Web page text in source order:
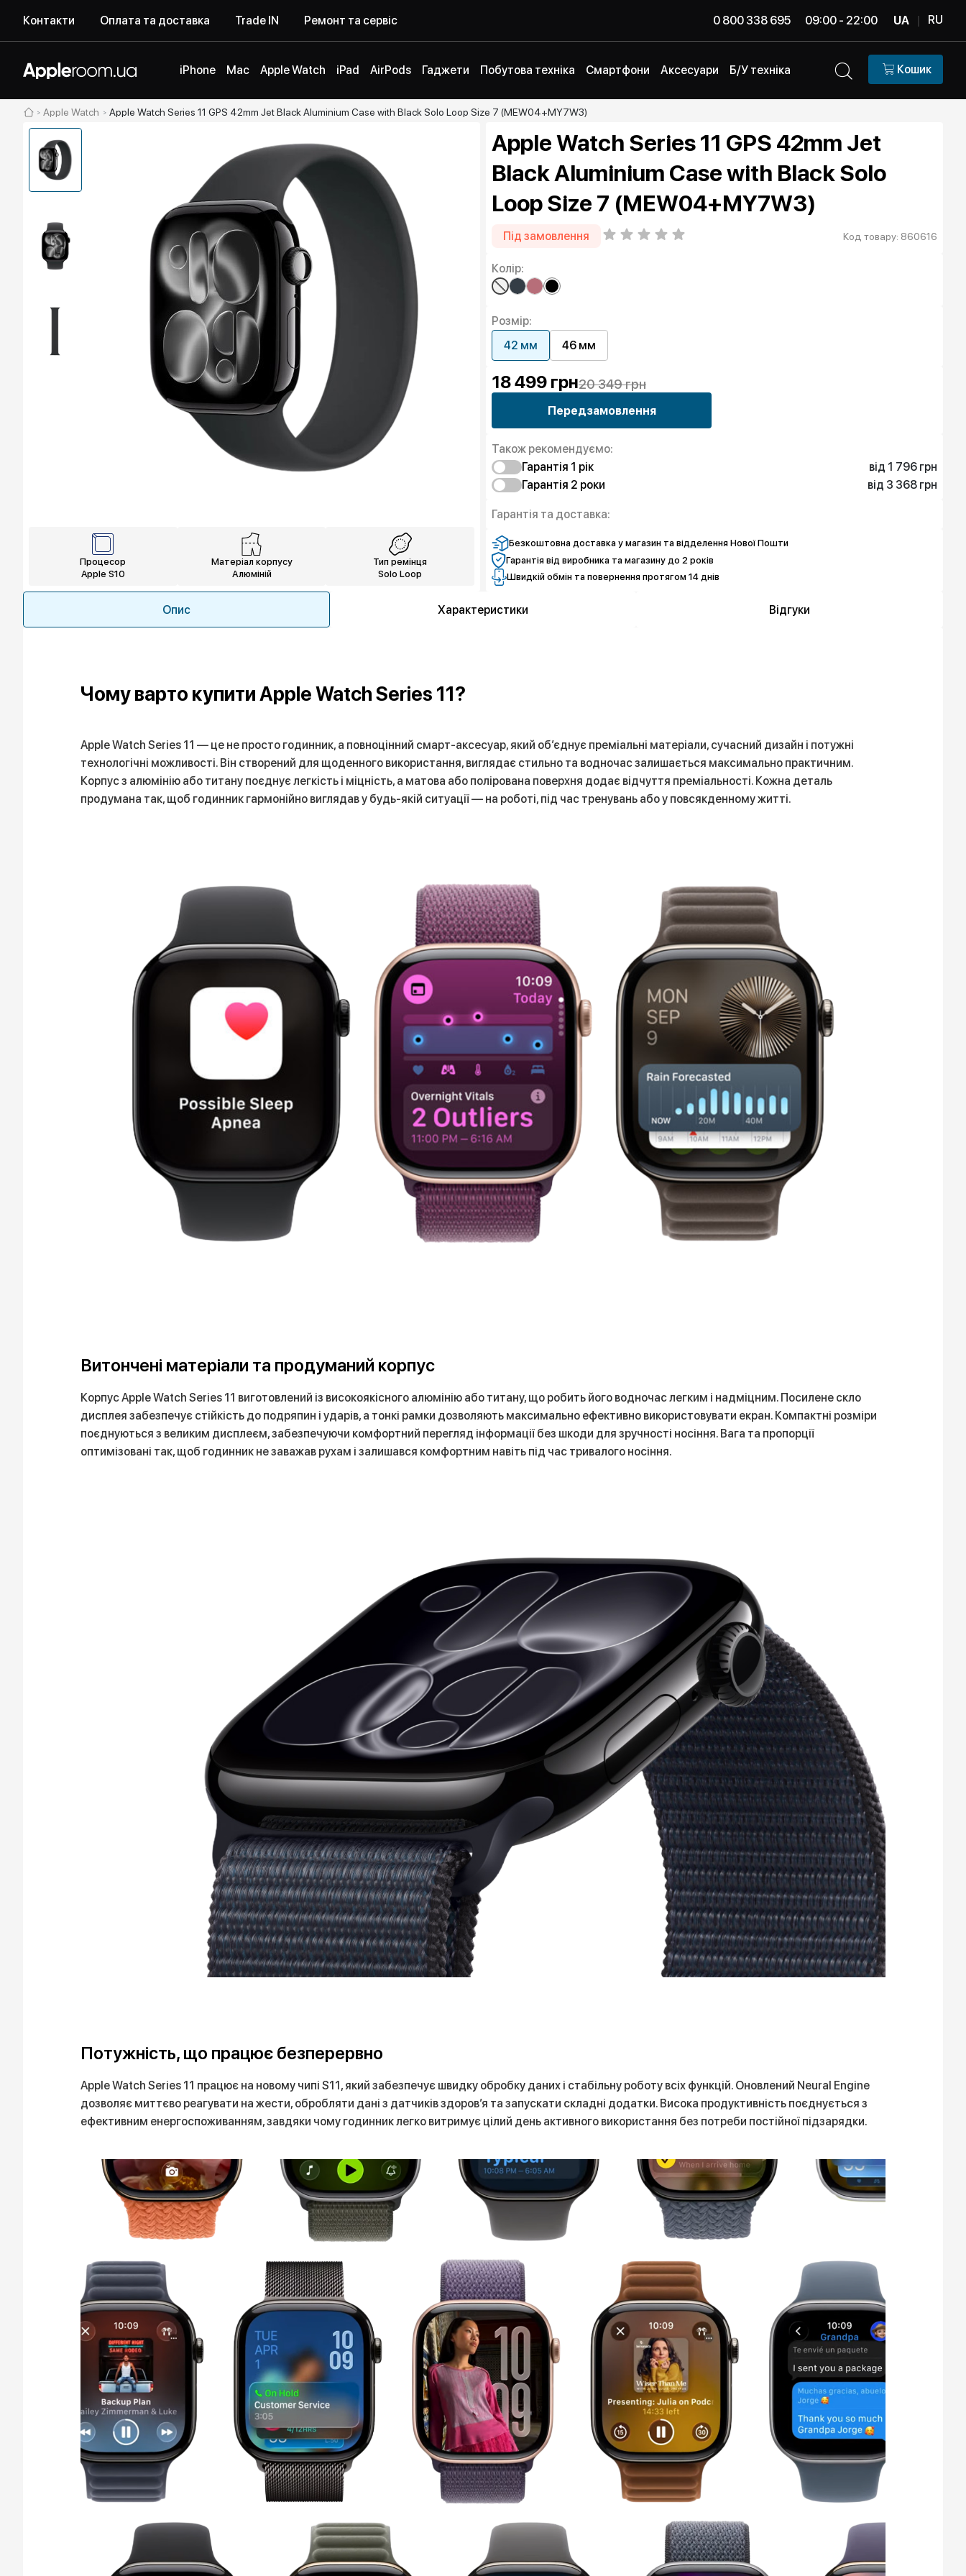
Контакти Оплата та доставка Trade IN Ремонт та сервіс 0 800 338 695 09:00 - 22:00 UA | RU
iPhone Mac Apple Watch iPad AirPods Гаджети Побутова техніка Смартфони Аксесуари Б/У техніка Кошик
Apple Watch Apple Watch Series 11 GPS 42mm Jet Black Aluminium Case with Black Solo Loop Size 7 (MEW04+MY7W3)
Процесор
Apple S10
Матеріал корпусу
Алюміній
Тип ремінця
Solo Loop
Apple Watch Series 11 GPS 42mm Jet
Black Aluminium Case with Black Solo
Loop Size 7 (MEW04+MY7W3)
Під замовлення Код товару: 860616
Колір:
Розмір:
42 мм
46 мм
18 499 грн20 349 грн
Передзамовлення
Також рекомендуємо:
Гарантія 1 рiк
від 1 796 грн
Захист від браку
1 796 грн
Гарантія 2 роки
від 3 368 грн
Захист екрану
Гарантія та доставка:
Безкоштовна доставка у магазин та відделення Нової Пошти
Гарантія від виробника та магазину до 2 років
Швидкій обмін та повернення протягом 14 днів
Опис Характеристики Відгуки
Чому варто купити Apple Watch Series 11?
Apple Watch Series 11 — це не просто годинник, а повноцінний смарт-аксесуар, який об’єднує преміальні матеріали, сучасний дизайн і потужні
технологічні можливості. Він створений для щоденного використання, виглядає стильно та водночас залишається максимально практичним.
Корпус з алюмінію або титану поєднує легкість і міцність, а матова або полірована поверхня додає відчуття преміальності. Кожна деталь
продумана так, щоб годинник гармонійно виглядав у будь-якій ситуації — на роботі, під час тренувань або у повсякденному житті.
Витончені матеріали та продуманий корпус
Корпус Apple Watch Series 11 виготовлений із високоякісного алюмінію або титану, що робить його водночас легким і надміцним. Посилене скло
дисплея забезпечує стійкість до подряпин і ударів, а тонкі рамки дозволяють максимально ефективно використовувати екран. Компактні розміри
поєднуються з великим дисплеєм, забезпечуючи комфортний перегляд інформації без шкоди для зручності носіння. Вага та пропорції
оптимізовані так, щоб годинник не заважав рухам і залишався комфортним навіть під час тривалого носіння.
Потужність, що працює безперервно
Apple Watch Series 11 працює на новому чипі S11, який забезпечує швидку обробку даних і стабільну роботу всіх функцій. Оновлений Neural Engine
дозволяє миттєво реагувати на жести, обробляти дані з датчиків здоров’я та запускати складні додатки. Висока продуктивність поєднується з
ефективним енергоспоживанням, завдяки чому годинник легко витримує цілий день активного використання без потреби постійної підзарядки.